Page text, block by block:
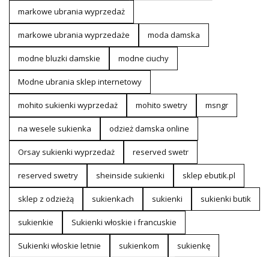
markowe ubrania wyprzedaż
markowe ubrania wyprzedaże moda damska
modne bluzki damskie modne ciuchy
Modne ubrania sklep internetowy
mohito sukienki wyprzedaż mohito swetry msngr
na wesele sukienka odzież damska online
Orsay sukienki wyprzedaż reserved swetr
reserved swetry sheinside sukienki sklep ebutik.pl
sklep z odzieżą sukienkach sukienki sukienki butik
sukienkie Sukienki włoskie i francuskie
Sukienki włoskie letnie sukienkom sukienkę